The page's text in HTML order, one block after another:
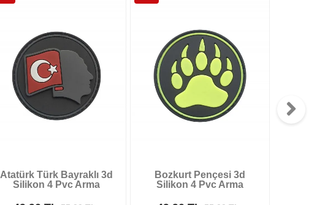
Atatürk Türk Bayraklı 3d
Silikon 4 Pvc Arma
Bozkurt Pençesi 3d
Silikon 4 Pvc Arma